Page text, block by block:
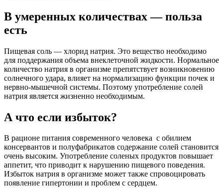
В умеренных количествах — польза
есть
Пищевая соль — хлорид натрия. Это вещество необходимо
для поддержания объема внеклеточной жидкости. Нормальное
количество натрия в организме препятствует возникновению
солнечного удара, влияет на нормализацию функции почек и
нервно-мышечной системы. Поэтому употребление солей
натрия является жизненно необходимым.
А что если избыток?
В рационе питания современного человека с обилием
консервантов и полуфабрикатов содержание солей становится
очень высоким. Употребление соленых продуктов повышает
аппетит, что приводит к нарушению пищевого поведения.
Избыток натрия в организме может также спровоцировать
появление гипертонии и проблем с сердцем.